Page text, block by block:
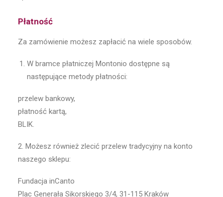
Płatność
Za zamówienie możesz zapłacić na wiele sposobów.
W bramce płatniczej Montonio dostępne są
następujące metody płatności:
przelew bankowy,
płatność kartą,
BLIK.
2. Możesz również zlecić przelew tradycyjny na konto
naszego sklepu:
Fundacja inCanto
Plac Generała Sikorskiego 3/4, 31-115 Kraków